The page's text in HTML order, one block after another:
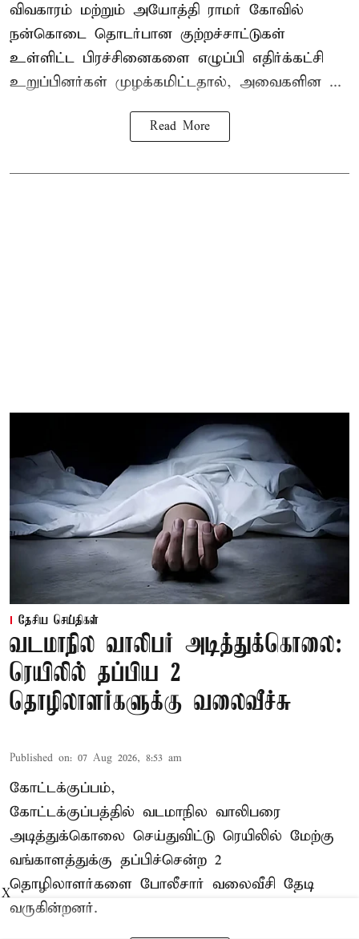
விவகாரம் மற்றும் அயோத்தி ராமர் கோவில்
நன்கொடை தொடர்பான குற்றச்சாட்டுகள்
உள்ளிட்ட பிரச்சினைகளை எழுப்பி எதிர்க்கட்சி
உறுப்பினர்கள் முழக்கமிட்டதால், அவைகளின ...
Read More
தேசிய செய்திகள்
வடமாநில வாலிபர் அடித்துக்கொலை:
ரெயிலில் தப்பிய 2
தொழிலாளர்களுக்கு வலைவீச்சு
Published on: 07 Aug 2026, 8:53 am
கோட்டக்குப்பம்,
கோட்டக்குப்பத்தில் வடமாநில வாலிபரை
அடித்துக்கொலை செய்துவிட்டு ரெயிலில் மேற்கு
வங்காளத்துக்கு தப்பிச்சென்ற 2
தொழிலாளர்களை போலீசார் வலைவீசி தேடி
வருகின்றனர்.
X